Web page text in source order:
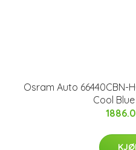
Osram Auto 66440CBN-
Cool